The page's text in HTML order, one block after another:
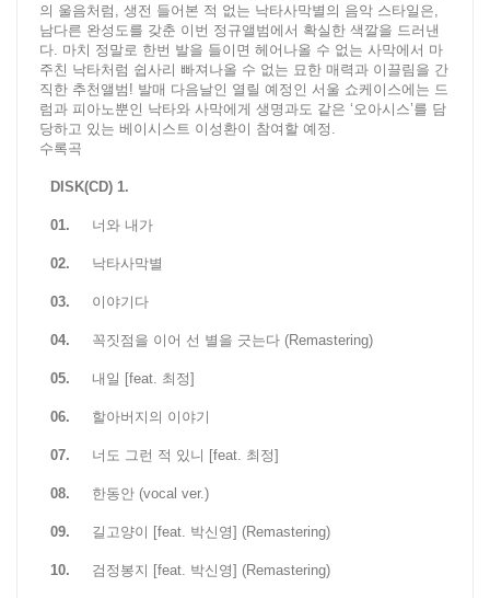
의 울음처럼, 생전 들어본 적 없는 낙타사막별의 음악 스타일은,
남다른 완성도를 갖춘 이번 정규앨범에서 확실한 색깔을 드러낸
다. 마치 정말로 한번 발을 들이면 헤어나올 수 없는 사막에서 마
주친 낙타처럼 쉽사리 빠져나올 수 없는 묘한 매력과 이끌림을 간
직한 추천앨범! 발매 다음날인 열릴 예정인 서울 쇼케이스에는 드
럼과 피아노뿐인 낙타와 사막에게 생명과도 같은 ‘오아시스’를 담
당하고 있는 베이시스트 이성환이 참여할 예정.
수록곡
DISK(CD) 1.
01. 너와 내가
02. 낙타사막별
03. 이야기다
04. 꼭짓점을 이어 선 별을 긋는다 (Remastering)
05. 내일 [feat. 최정]
06. 할아버지의 이야기
07. 너도 그런 적 있니 [feat. 최정]
08. 한동안 (vocal ver.)
09. 길고양이 [feat. 박신영] (Remastering)
10. 검정봉지 [feat. 박신영] (Remastering)